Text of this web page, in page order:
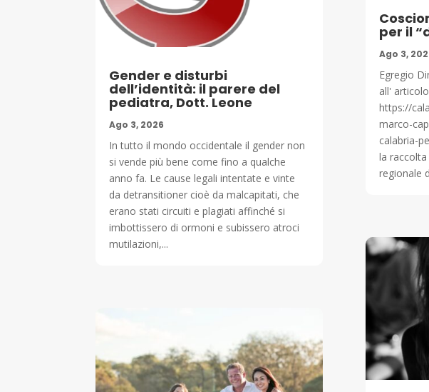
Gender e disturbi
dell’identità: il parere del
pediatra, Dott. Leone
Ago 3, 2026
In tutto il mondo occidentale il gender non
si vende più bene come fino a qualche
anno fa. Le cause legali intentate e vinte
da detransitioner cioè da malcapitati, che
erano stati circuiti e plagiati affinché si
imbottissero di ormoni e subissero atroci
mutilazioni,...
per il
Ago 3,
Egregio
all' articolo
https://
marco-
calabria-
la
regionale